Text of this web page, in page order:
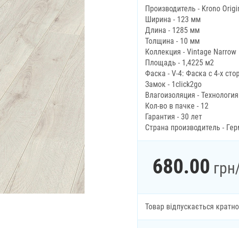
Производитель - Krono
Ширина - 123 мм
Длина - 1285 мм
Толщина - 10 мм
Коллекция - Vintage Narrow
Площадь - 1,4225 м2
Фаска - V-4: Фаска с 4-х
Замок - 1click2go
Влагоизоляция -
Кол-во в пачке - 12
Гарантия - 30 лет
Страна производитель -
680.00 грн
Товар відпускається